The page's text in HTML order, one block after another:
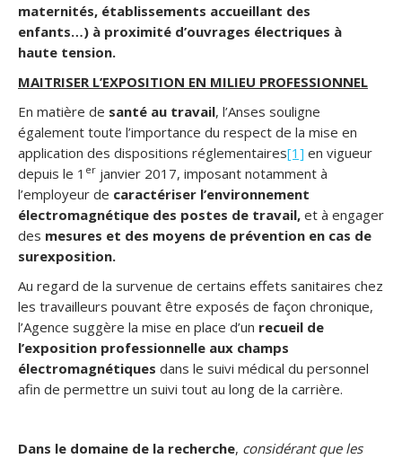
maternités, établissements accueillant des
enfants…) à proximité d’ouvrages électriques à
haute tension.
MAITRISER L’EXPOSITION EN MILIEU PROFESSIONNEL
En matière de santé au travail, l’Anses souligne
également toute l’importance du respect de la mise en
application des dispositions réglementaires[1] en vigueur
depuis le 1 er janvier 2017, imposant notamment à
l’employeur de caractériser l’environnement
électromagnétique des postes de travail, et à engager
des mesures et des moyens de prévention en cas de
surexposition.
Au regard de la survenue de certains effets sanitaires chez
les travailleurs pouvant être exposés de façon chronique,
l’Agence suggère la mise en place d’un recueil de
l’exposition professionnelle aux champs
électromagnétiques dans le suivi médical du personnel
afin de permettre un suivi tout au long de la carrière.
Dans le domaine de la recherche, considérant que les